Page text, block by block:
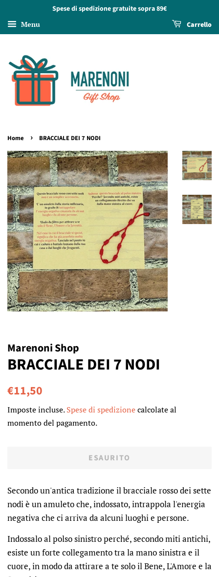
Spese di spedizione gratuite sopra 89€
Menu Carrello
Home › BRACCIALE DEI 7 NODI
Marenoni Shop
BRACCIALE DEI 7 NODI
Prezzo
listino
€11,50
Imposte incluse.Spese di spedizionecalcolate al
momento del pagamento.
ESAURITO
Secondo un'antica tradizione il bracciale rosso dei sette
nodi è un amuleto che, indossato, intrappola l'energia
negativa che ci arriva da alcuni luoghi e persone.
Indossalo al polso sinistro perché, secondo miti antichi,
esiste un forte collegamento tra la mano sinistra e il
cuore, in modo da attirare a te solo il Bene, L'Amore e la